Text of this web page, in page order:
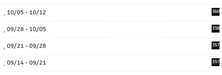
10/05 - 10/12 360
09/28 - 10/05 338
09/21 - 09/28 357
09/14 - 09/21 357